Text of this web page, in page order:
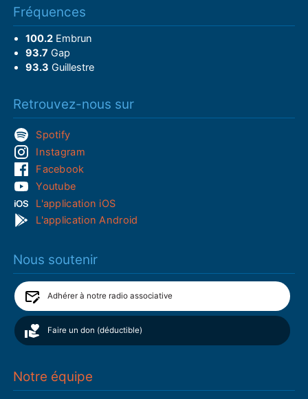
Fréquences
100.2Embrun
93.7 Gap
93.3 Guillestre
Retrouvez-nous sur
Spotify
Instagram
Facebook
Youtube
L'application iOS
L'application Android
Nous soutenir
Adhérer à notre radio associative
Faire un don (déductible)
Notre équipe